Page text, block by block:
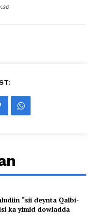
“sii deynta Qalbi-
ka yimid dowladda